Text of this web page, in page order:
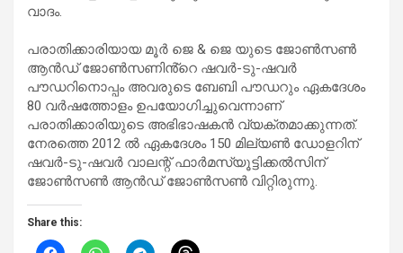
വാദം.
പരാതിക്കാരിയായ മൂർ ജെ & ജെ യുടെ ജോൺ‌സൺ
ആൻഡ് ജോൺസണിൻ്റെ ഷവർ-ടു-ഷവർ
പൗഡറിനൊപ്പം അവരുടെ ബേബി പൗഡറും ഏകദേശം
80 വർഷത്തോളം ഉപയോഗിച്ചുവെന്നാണ്
പരാതിക്കാരിയുടെ അഭിഭാഷകൻ വ്യക്തമാക്കുന്നത്.
നേരത്തെ 2012 ൽ ഏകദേശം 150 മില്യൺ ഡോളറിന്
ഷവർ-ടു-ഷവർ വാലന്റ് ഫാർമസ്യൂട്ടിക്കൽസിന്
ജോൺസൺ ആൻഡ് ജോൺസൺ‌ വിറ്റിരുന്നു.
Share this: